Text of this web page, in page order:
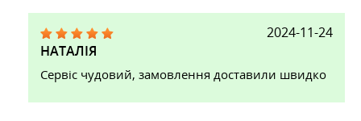
2024-11-24
НАТАЛІЯ
Сервіс чудовий, замовлення доставили швидко